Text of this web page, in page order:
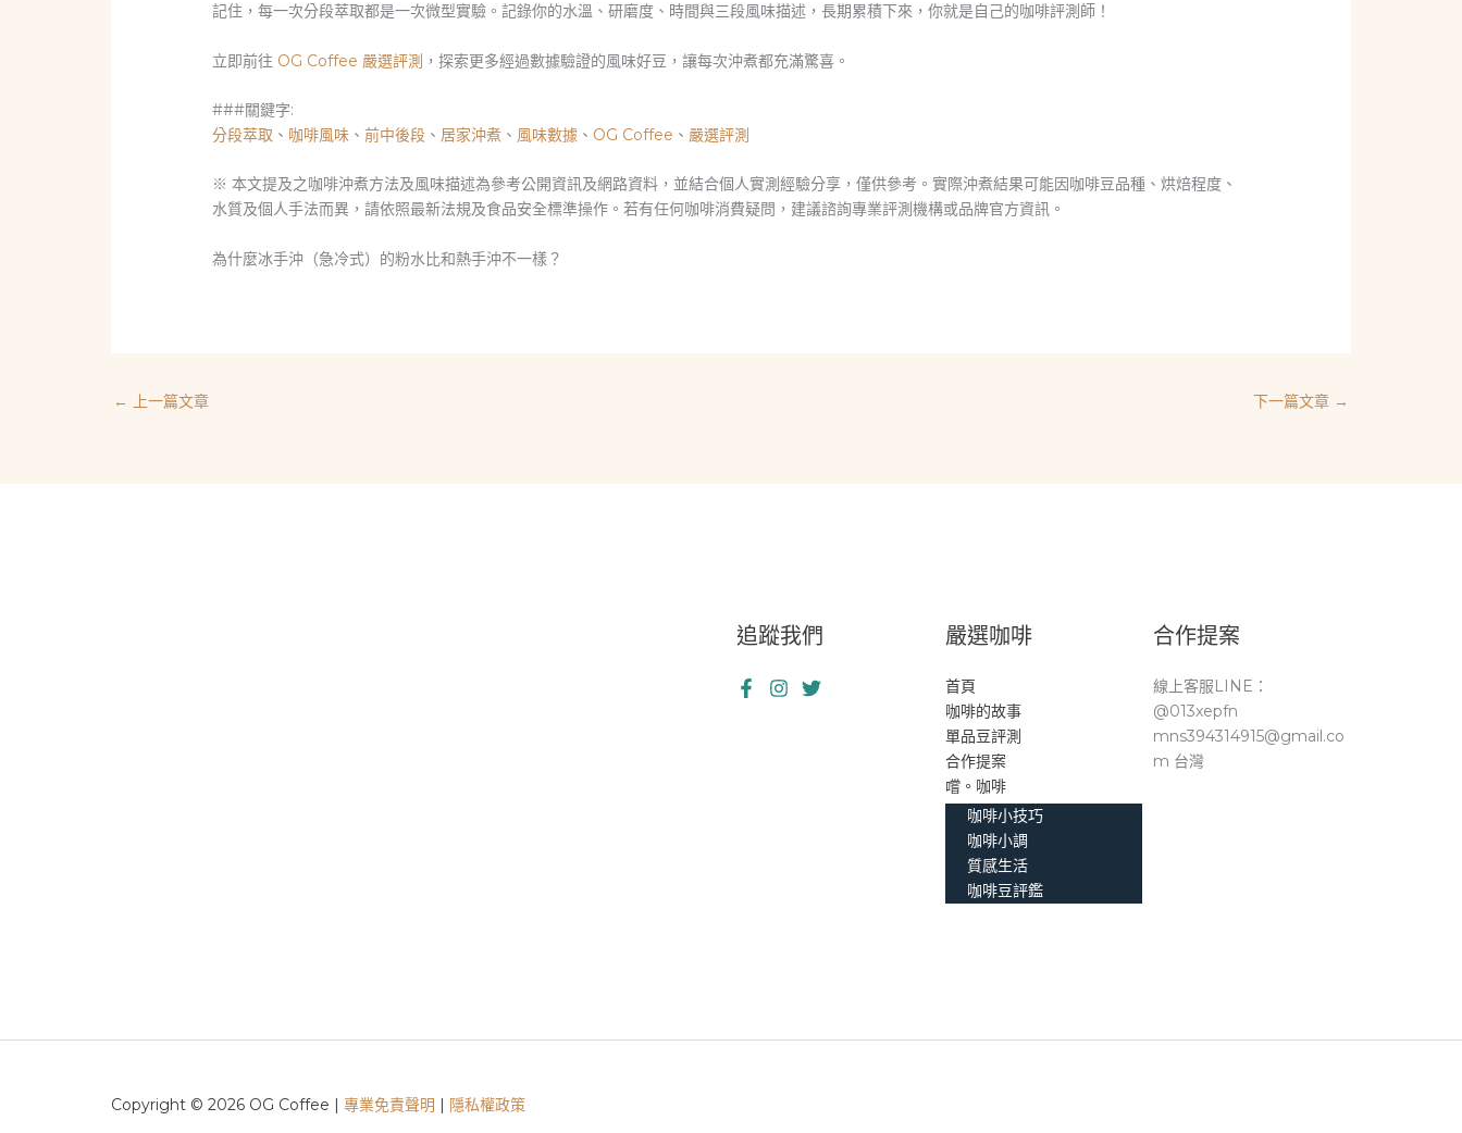
記住，每一次分段萃取都是一次微型實驗。記錄你的水溫、研磨度、時間與三段風味描述，長期累積下來，你就是自己的咖啡評測師！
立即前往 OG Coffee 嚴選評測 ，探索更多經過數據驗證的風味好豆，讓每次沖煮都充滿驚喜。
###關鍵字:
分段萃取 、 咖啡風味 、前中後段 、 居家沖煮 、 風味數據 、 OG Coffee 、 嚴選評測
※ 本文提及之咖啡沖煮方法及風味描述為參考公開資訊及網路資料，並結合個人實測經驗分享，僅供參考。實際沖煮結果可能因咖啡豆品種、烘焙程度、
水質及個人手法而異，請依照最新法規及食品安全標準操作。若有任何咖啡消費疑問，建議諮詢專業評測機構或品牌官方資訊。
為什麼冰手沖（急冷式）的粉水比和熱手沖不一樣？
← 上一篇文章 下一篇文章 →
追蹤我們 嚴選咖啡
首頁
咖啡的故事
單品豆評測
合作提案
嚐。咖啡
咖啡小技巧
咖啡小調
質感生活
咖啡豆評鑑
合作提案
線上客服LINE：
@013xepfn
mns394314915@gmail.co
m 台灣
Copyright © 2026 OG Coffee | 專業免責聲明 | 隱私權政策